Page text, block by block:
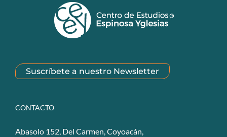
Suscríbete a nuestro Newsletter
CONTACTO
Abasolo 152, Del Carmen, Coyoacán,